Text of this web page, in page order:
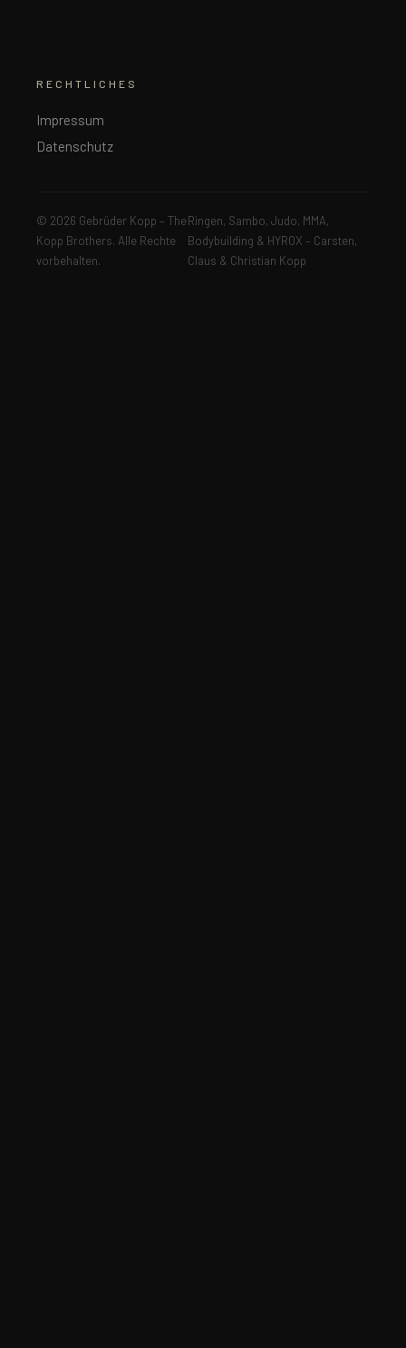
RECHTLICHES
Impressum
Datenschutz
© 2026 Gebrüder Kopp – The
Kopp Brothers. Alle Rechte
vorbehalten.
Ringen, Sambo, Judo, MMA,
Bodybuilding & HYROX – Carsten,
Claus & Christian Kopp